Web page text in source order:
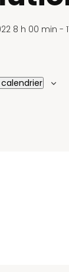
8 h 00 min -